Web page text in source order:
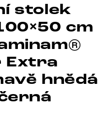
stolek
cm
Extra
hnědá